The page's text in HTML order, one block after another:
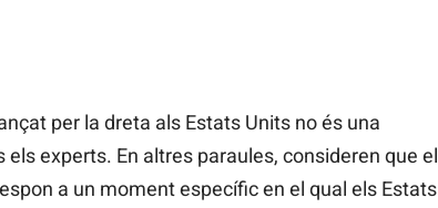
per la dreta als Estats Units no és una
experts. En altres paraules, consideren que el
a un moment específic en el qual els Estats